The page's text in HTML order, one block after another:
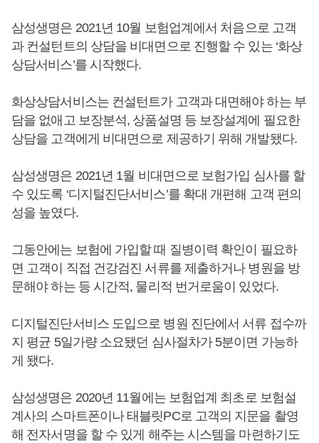
삼성생명은 2021년 10월 보험업계에서 처음으로 고객
과 컨설턴트의 상담을 비대면으로 진행할 수 있는 ‘화상
상담서비스’를 시작했다.
화상상담서비스는 컨설턴트가 고객과 대면해야 하는 부
담을 없애고 보장분석, 상품설명 등 보장설계에 필요한
상담을 고객에게 비대면으로 제공하기 위해 개발됐다.
삼성생명은 2021년 1월 비대면으로 보험가입 심사를 할
수 있도록 ‘디지털진단서비스’를 확대 개편해 고객 편의
성을 높였다.
그동안에는 보험에 가입할 때 질병이력 확인이 필요하
면 고객이 직접 건강검진 서류를 제출하거나 병원을 방
문해야 하는 등 시간적, 물리적 번거로움이 있었다.
디지털진단서비스 도입으로 병원 진단에서 서류 접수까
지 평균 5일가량 소요됐던 심사절차가 5분이면 가능하
게 됐다.
삼성생명은 2020년 11월에는 보험업계 최초로 보험설
계사의 스마트폰이나 태블릿PC로 고객의 지문을 촬영
해 전자서명을 할 수 있게 해주는 시스템을 마련하기도